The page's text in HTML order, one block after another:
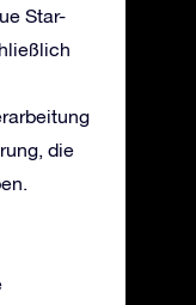
Star-
die